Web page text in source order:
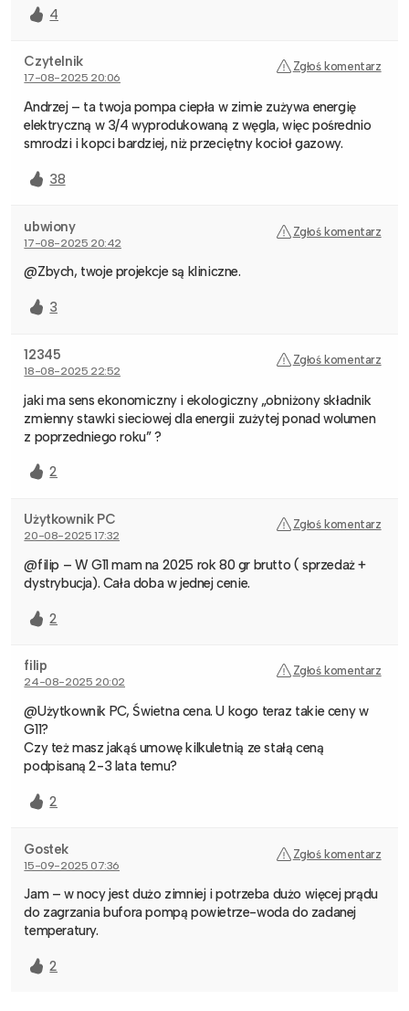
4
Czytelnik
17-08-2025 20:06
Zgłoś komentarz
Andrzej – ta twoja pompa ciepła w zimie zużywa energię
elektryczną w 3/4 wyprodukowaną z węgla, więc pośrednio
smrodzi i kopci bardziej, niż przeciętny kocioł gazowy.
38
ubwiony
17-08-2025 20:42
Zgłoś komentarz
@Zbych, twoje projekcje są kliniczne.
3
12345
18-08-2025 22:52
Zgłoś komentarz
jaki ma sens ekonomiczny i ekologiczny „obniżony składnik
zmienny stawki sieciowej dla energii zużytej ponad wolumen
z poprzedniego roku” ?
2
Użytkownik PC
20-08-2025 17:32
Zgłoś komentarz
@filip – W G11 mam na 2025 rok 80 gr brutto ( sprzedaż +
dystrybucja). Cała doba w jednej cenie.
2
filip
24-08-2025 20:02
Zgłoś komentarz
@Użytkownik PC, Świetna cena. U kogo teraz takie ceny w
G11?
Czy też masz jakąś umowę kilkuletnią ze stałą ceną
podpisaną 2-3 lata temu?
2
Gostek
15-09-2025 07:36
Zgłoś komentarz
Jam – w nocy jest dużo zimniej i potrzeba dużo więcej prądu
do zagrzania bufora pompą powietrze-woda do zadanej
temperatury.
2